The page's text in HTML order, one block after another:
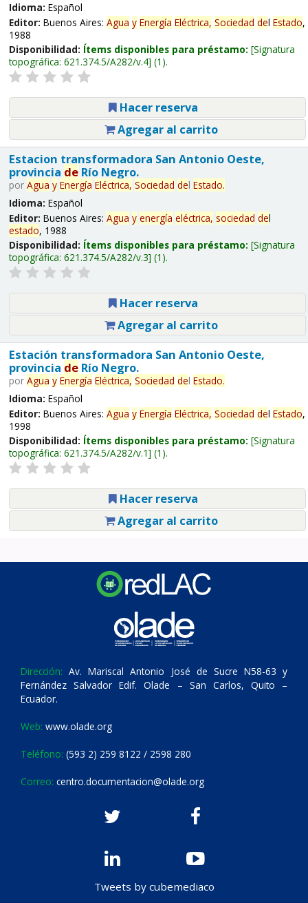
Idioma: Español
Editor: Buenos Aires: Agua y Energía Eléctrica, Sociedad del Estado,
1988
Disponibilidad: Ítems disponibles para préstamo: Signatura
topográfica: 621.374.5/A282/v.4 (1).
Hacer reserva
Agregar al carrito
Estacion transformadora San Antonio Oeste,
provincia deRío Negro.
por Agua y Energía Eléctrica, Sociedad del Estado.
Idioma: Español
Editor: Buenos Aires: Agua y energía eléctrica, sociedad del
estado, 1988
Disponibilidad: Ítems disponibles para préstamo: Signatura
topográfica: 621.374.5/A282/v.3 (1).
Hacer reserva
Agregar al carrito
Estación transformadora San Antonio Oeste,
provincia deRío Negro.
por Agua y Energía Eléctrica, Sociedad del Estado.
Idioma: Español
Editor: Buenos Aires: Agua y Energía Eléctrica, Sociedad del Estado,
1998
Disponibilidad: Ítems disponibles para préstamo: Signatura
topográfica: 621.374.5/A282/v.1 (1).
Hacer reserva
Agregar al carrito
Dirección: Av. Mariscal Antonio José de Sucre N58-63 y
Fernández Salvador Edif. Olade – San Carlos, Quito –
Ecuador.
Web: www.olade.org
Teléfono: (593 2) 259 8122 / 2598 280
Correo: centro.documentacion@olade.org
Tweets by cubemediaco